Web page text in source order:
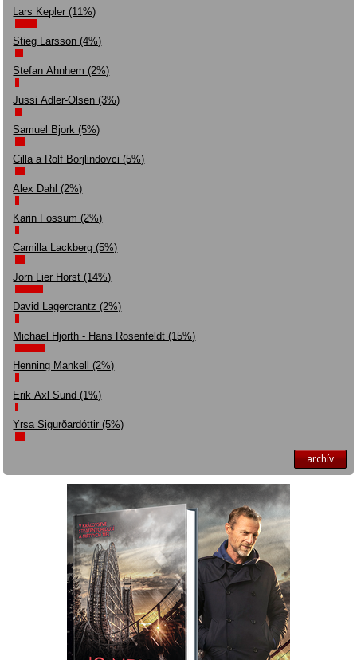
Lars Kepler (11%)
Stieg Larsson (4%)
Stefan Ahnhem (2%)
Jussi Adler-Olsen (3%)
Samuel Bjork (5%)
Cilla a Rolf Borjlindovci (5%)
Alex Dahl (2%)
Karin Fossum (2%)
Camilla Lackberg (5%)
Jorn Lier Horst (14%)
David Lagercrantz (2%)
Michael Hjorth - Hans Rosenfeldt (15%)
Henning Mankell (2%)
Erik Axl Sund (1%)
Yrsa Sigurðardóttir (5%)
archív